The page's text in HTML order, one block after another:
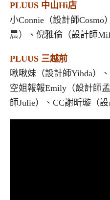
PLUUS 中山Hi店
小Connie（設計師
晨）、倪雅倫（設計師
PLUUS 三越前
啾啾妹（設計師Yihda）
空姐報報Emily（設計師
師Julie）、CC謝昕璇（設